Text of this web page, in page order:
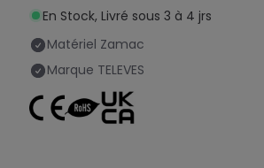
En Stock, Livré sous 3 à 4 jrs
Matériel Zamac
Marque TELEVES